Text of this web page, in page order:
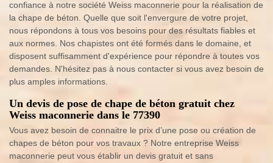
confiance à notre société Weiss maconnerie pour la réalisation de
la chape de béton. Quelle que soit l'envergure de votre projet,
nous répondons à tous vos besoins pour des résultats fiables et
aux normes. Nos chapistes ont été formés dans le domaine, et
disposent suffisamment d'expérience pour répondre à toutes vos
demandes. N'hésitez pas à nous contacter si vous avez besoin de
plus amples informations.
Un devis de pose de chape de béton gratuit chez
Weiss maconnerie dans le 77390
Vous avez besoin de connaitre le prix d’une pose ou création de
chapes de béton pour vos travaux ? Notre entreprise Weiss
maconnerie peut vous établir un devis gratuit et sans